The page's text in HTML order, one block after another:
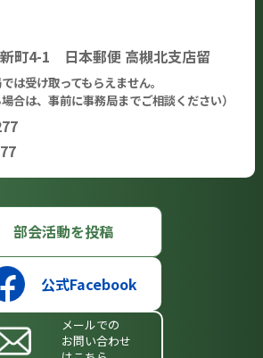
町4-1 日本郵便 高槻北支店留
は受け取ってもらえません。
合は、事前に事務局までご相談ください）
部会活動を投稿
公式Facebook
メールでの
お問い合わせ